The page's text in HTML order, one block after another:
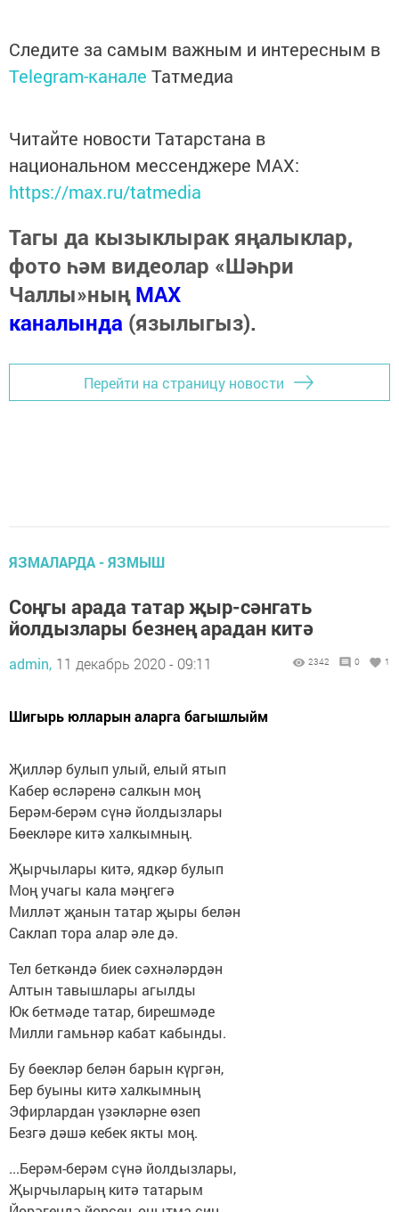
Следите за самым важным и интересным в
Telegram-канале Татмедиа
Читайте новости Татарстана в
национальном мессенджере MАХ:
https://max.ru/tatmedia
Тагы да кызыклырак яңалыклар,
фото һәм видеолар «Шәһри
Чаллы»ныңMAX
каналында (язылыгыз).
Перейти на страницу новости
ЯЗМАЛАРДА - ЯЗМЫШ
Соңгы арада татар җыр-сәнгать
йолдызлары безнең арадан китә
admin, 11 декабрь 2020 - 09:11 2342 0 1
Шигырь юлларын аларга багышлыйм
Җилләр булып улый, елый ятып
Кабер өсләренә салкын моң
Берәм-берәм сүнә йолдызлары
Бөекләре китә халкымның.
Җырчылары китә, ядкәр булып
Моң учагы кала мәңгегә
Милләт җанын татар җыры белән
Саклап тора алар әле дә.
Тел беткәндә биек сәхнәләрдән
Алтын тавышлары агылды
Юк бетмәде татар, бирешмәде
Милли гамьнәр кабат кабынды.
Бу бөекләр белән барын күргән,
Бер буыны китә халкымның
Эфирлардан үзәкләрне өзеп
Безгә дәшә кебек якты моң.
...Берәм-берәм сүнә йолдызлары,
Җырчыларың китә татарым